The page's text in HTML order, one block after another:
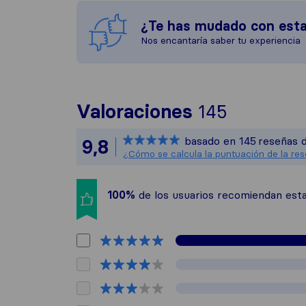
¿Te has mudado con
Nos encantaría saber tu experiencia
Valoraciones 145
Todas
9,8 basado en 145 reseñas
¿Cómo se calcula la puntuación de la
100% de los usuarios recomiendan